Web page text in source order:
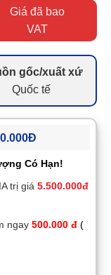
Giá đã bao
VAT
gốc/xuất xứ
Quốc tế
Có Hạn!
trị giá 5.500.000đ
ngay 500.000 đ (